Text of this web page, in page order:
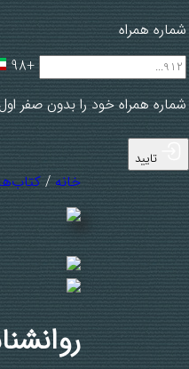
شماره همراه
+98
شماره همراه خود را بدون صفر
تایید
خانه /